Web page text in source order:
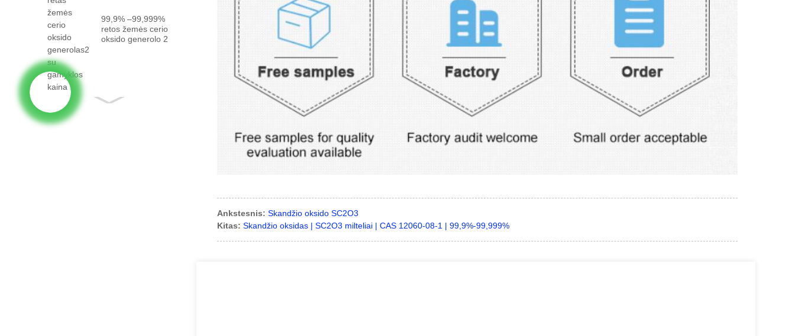
99,9% –99,999%
retos žemės cerio
oksido generolo 2
Ankstesnis: Skandžio oksido SC2O3
Kitas: Skandžio oksidas | SC2O3 milteliai | CAS 12060-08-1 | 99,9%-99,999%